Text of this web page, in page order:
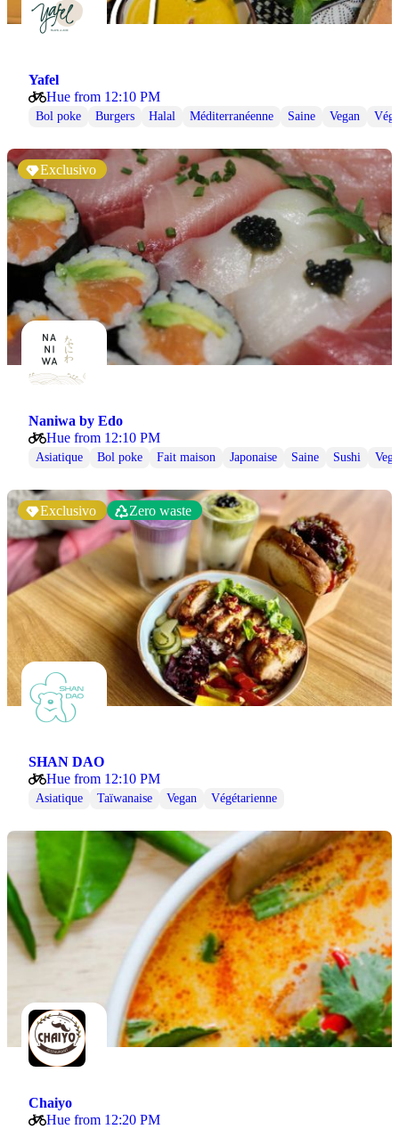
Yafel
Hue from 12:10 PM
Bol poke Burgers Halal Méditerranéenne Saine Vegan
Exclusivo
Naniwa by Edo
Hue from 12:10 PM
Asiatique Bol poke Fait maison Japonaise Saine Sushi
Exclusivo Zero waste
SHAN DAO
Hue from 12:10 PM
Asiatique Taïwanaise Vegan Végétarienne
Chaiyo
Hue from 12:20 PM